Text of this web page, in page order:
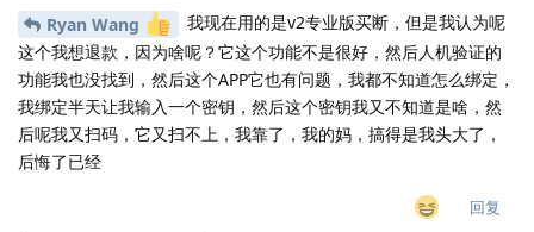
Ryan Wang
我现在用的是v2专业版买断，但是我认为呢
这个我想退款，因为啥呢？它这个功能不是很好，然后人机验证的
功能我也没找到，然后这个APP它也有问题，我都不知道怎么绑定，
我绑定半天让我输入一个密钥，然后这个密钥我又不知道是啥，然
后呢我又扫码，它又扫不上，我靠了，我的妈，搞得是我头大了，
后悔了已经
回复